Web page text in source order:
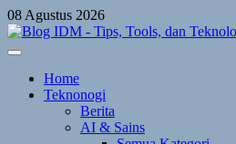
Skip
to
content
08 Agustus 2026
Home
Teknonogi
Berita
AI & Sains